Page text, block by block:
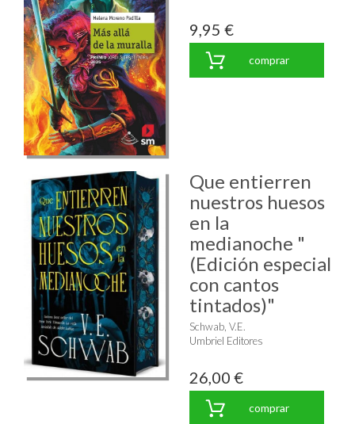
9,95 €
comprar
Que entierren
nuestros huesos
en la
medianoche "
(Edición especial
con cantos
tintados)"
Schwab, V.E.
Umbriel Editores
26,00 €
comprar